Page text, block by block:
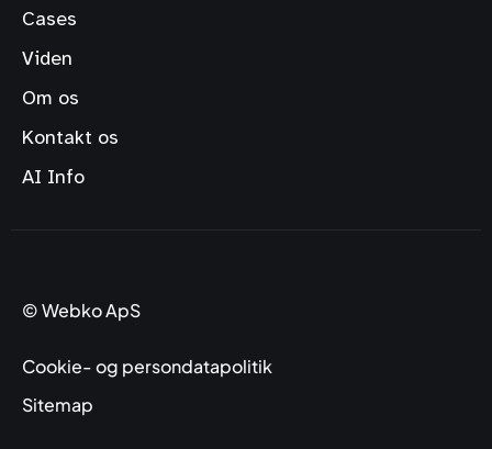
Cases
Viden
Om os
Kontakt os
AI Info
© Webko ApS
Cookie- og persondatapolitik
Sitemap